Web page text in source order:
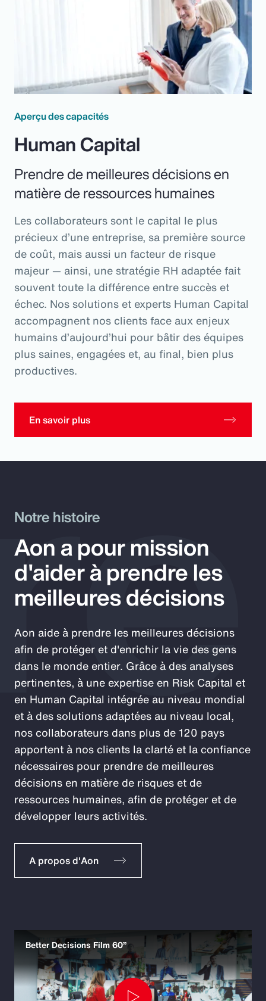
Aperçu des capacités
Human Capital
Prendre de meilleures décisions en
matière de ressources humaines
Les collaborateurs sont le capital le plus
précieux d’une entreprise, sa première source
de coût, mais aussi un facteur de risque
majeur — ainsi, une stratégie RH adaptée fait
souvent toute la différence entre succès et
échec. Nos solutions et experts Human Capital
accompagnent nos clients face aux enjeux
humains d’aujourd’hui pour bâtir des équipes
plus saines, engagées et, au final, bien plus
productives.
En savoir plus
Notre histoire
Aon a pour mission
d'aider à prendre les
meilleures décisions
Aon aide à prendre les meilleures décisions
afin de protéger et d'enrichir la vie des gens
dans le monde entier. Grâce à des analyses
pertinentes, à une expertise en Risk Capital et
en Human Capital intégrée au niveau mondial
et à des solutions adaptées au niveau local,
nos collaborateurs dans plus de 120 pays
apportent à nos clients la clarté et la confiance
nécessaires pour prendre de meilleures
décisions en matière de risques et de
ressources humaines, afin de protéger et de
développer leurs activités.
A propos d'Aon
Better Decisions Film 60”